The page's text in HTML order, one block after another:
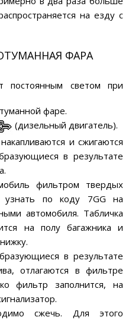
на езду с
ФАРА
постоянным светом при
фаре.
(дизельный двигатель).
и сжигаются
в результате
фильтром твердых
по коду 7GG на
автомобиля. Табличка
на полу багажника и
в результате
отлагаются в фильтре
фильтр заполнится, на
сжечь. Для этого